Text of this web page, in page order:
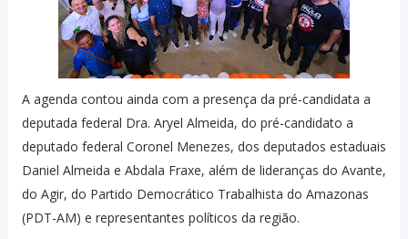
A agenda contou ainda com a presença da pré-candidata a
deputada federal Dra. Aryel Almeida, do pré-candidato a
deputado federal Coronel Menezes, dos deputados estaduais
Daniel Almeida e Abdala Fraxe, além de lideranças do Avante,
do Agir, do Partido Democrático Trabalhista do Amazonas
(PDT-AM) e representantes políticos da região.